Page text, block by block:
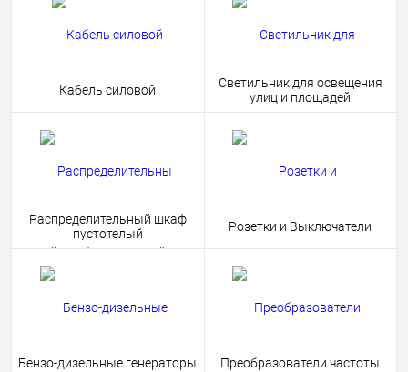
Кабель силовой
Светильник для освещения
улиц и площадей
Распределительный шкаф
пустотелый
Розетки и Выключатели
Бензо-дизельные генераторы Преобразователи частоты